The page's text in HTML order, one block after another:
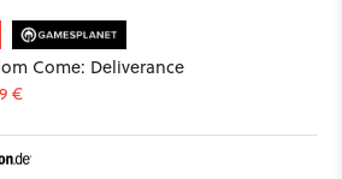
Come: Deliverance
€